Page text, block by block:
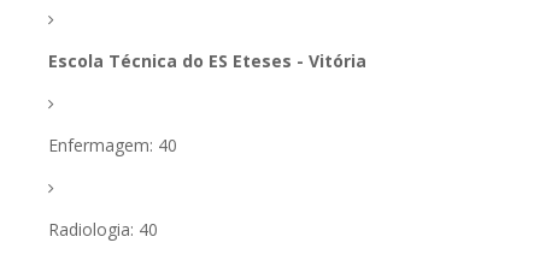
Escola Técnica do ES Eteses - Vitória
Enfermagem: 40
Radiologia: 40